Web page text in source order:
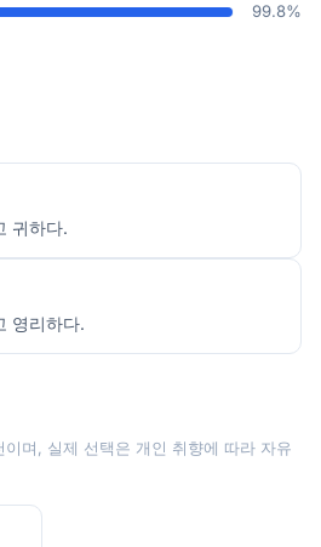
99.8%
귀하다.
영리하다.
며, 실제 선택은 개인 취향에 따라 자유